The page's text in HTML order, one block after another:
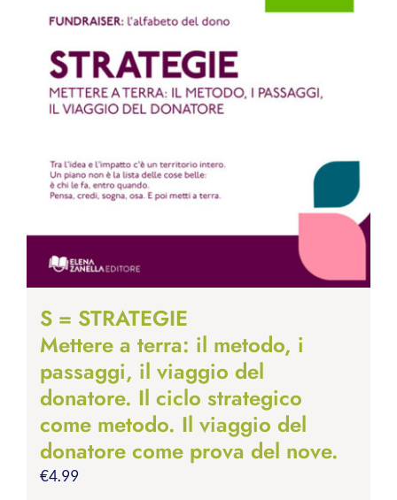
S = STRATEGIE
Mettere a terra: il metodo, i
passaggi, il viaggio del
donatore. Il ciclo strategico
come metodo. Il viaggio del
donatore come prova del nove.
€4.99